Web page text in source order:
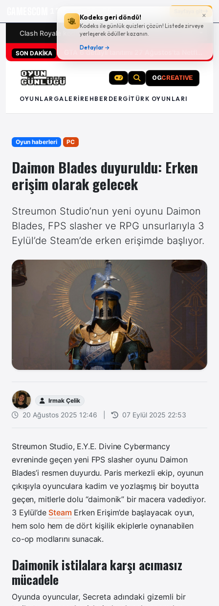
×
Kodeks geri döndü!
Kodeks ile günlük quizleri çözün! Listede zirveye
yerleşerek ödüller kazanın.
Detaylar →
17g 12:31:59
Clash Royale kodları Türk oyunları (PC ve konsollar) -
SON DAKİKA
OGCREATIVE
OYUNLAR GALERI REHBER DERGITÜRK OYUNLARI
Oyun haberleri PC
Daimon Blades duyuruldu: Erken
erişim olarak gelecek
Streumon Studio’nun yeni oyunu Daimon
Blades, FPS slasher ve RPG unsurlarıyla 3
Eylül’de Steam’de erken erişimde başlıyor.
Irmak Çelik
20 Ağustos 2025 12:46 07 Eylül 2025 22:53
Streumon Studio, E.Y.E. Divine Cybermancy
evreninde geçen yeni FPS slasher oyunu Daimon
Blades’i resmen duyurdu. Paris merkezli ekip, oyunun
çıkışıyla oyunculara kadim ve yozlaşmış bir boyutta
geçen, mitlerle dolu “daimonik” bir macera vadediyor.
3 Eylül’de Steam Erken Erişim’de başlayacak oyun,
hem solo hem de dört kişilik ekiplerle oynanabilen
co-op modlarını sunacak.
Daimonik istilalara karşı acımasız
mücadele
Oyunda oyuncular, Secreta adındaki gizemli bir